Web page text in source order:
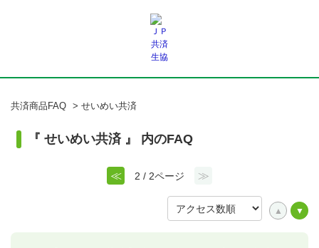
共済商品FAQ > せいめい共済
『 せいめい共済 』 内のFAQ
≪ 2 / 2ページ ≫